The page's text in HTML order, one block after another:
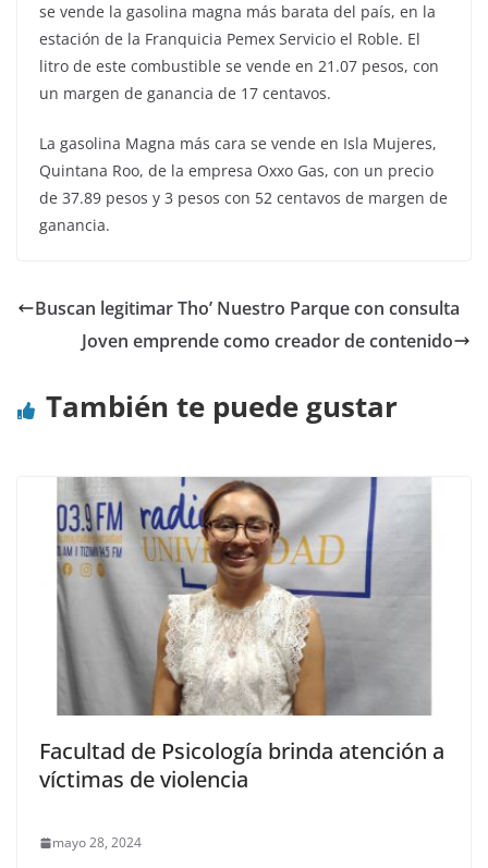
se vende la gasolina magna más barata del país, en la
estación de la Franquicia Pemex Servicio el Roble. El
litro de este combustible se vende en 21.07 pesos, con
un margen de ganancia de 17 centavos.
La gasolina Magna más cara se vende en Isla Mujeres,
Quintana Roo, de la empresa Oxxo Gas, con un precio
de 37.89 pesos y 3 pesos con 52 centavos de margen de
ganancia.
Buscan legitimar Tho’ Nuestro Parque con consulta
Joven emprende como creador de contenido
También te puede gustar
Facultad de Psicología brinda atención a
víctimas de violencia
mayo 28, 2024